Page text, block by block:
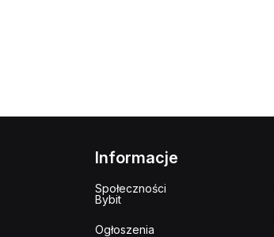
Informacje
Społeczności
Bybit
Ogłoszenia